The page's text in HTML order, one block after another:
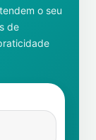
o seu
de